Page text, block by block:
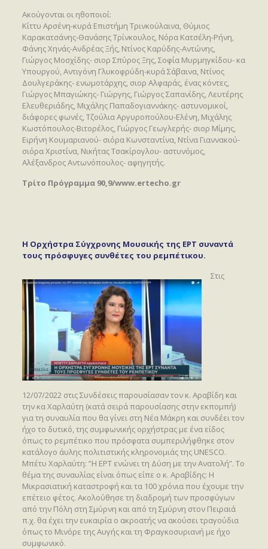
Ακούγονται οι ηθοποιοί:
Κίττυ Αρσένη-κυρά Επιστήμη Τρινκούλαινα, Θύμιος
Καρακατσάνης-Θανάσης Τρίνκουλος, Νόρα Κατσέλη-Ρήνη,
Φάνης Χηνάς-Ανδρέας Ξής, Ντίνος Καρύδης-Αντώνης,
Γιώργος Μοσχίδης- σιορ Σπύρος Ξης, Σοφία Μυρμηγκίδου- κα
Υπουργού, Αντιγόνη Γλυκοφρύδη-κυρά Σάβαινα, Ντίνος
Δουλγεράκης- ενωμοτάρχης, σιορ Αλφαράς, ένας κόντες,
Γιώργος Μπαγιώκης- Γιώργης, Γιώργος Σαπανίδης, Λευτέρης
Ελευθεριάδης, Μιχάλης Παπαδογιαννάκης- αστυνομικοί,
διάφορες φωνές, Τζούλια Αργυροπούλου-Ελένη, Μιχάλης
Κωστόπουλος-Βιτορέλος, Γιώργος Γεωγλερής- σιορ Μίμης,
Ειρήνη Κουμαριανού- σιόρα Κωνσταντίνα, Ντίνα Γιαννακού-
σιόρα Χριστίνα, Νικήτας Τσακίρογλου- αστυνόμος,
Αλέξανδρος Αντωνόπουλος- αφηγητής.
Τρίτο Πρόγραμμα 90,9/www.ertecho.gr
Η Ορχήστρα Σύγχρονης Μουσικής της ΕΡΤ συναντά
τους πρόσφυγες συνθέτες του ρεμπέτικου.
Στις
12/07/2022 στις Συνδέσεις παρουσίασαν τον κ. Αραβίδη και
την κα Χαρλαύτη (κατά σειρά παρουσίασης στην εκπομπή)
για τη συναυλία που θα γίνει στη Νέα Μάκρη και συνδέει τον
ήχο το δυτικό, της συμφωνικής ορχήστρας με ένα είδος
όπως το ρεμπέτικο που πρόσφατα συμπεριλήφθηκε στον
κατάλογο άυλης πολιτιστικής κληρονομιάς της UNESCO.
Μπέτυ Χαρλαύτη: ”Η ΕΡΤ ενώνει τη Δύση με την Ανατολή”. Το
θέμα της συναυλίας είναι όπως είπε ο κ. Αραβίδης: Η
Μικρασιατική καταστροφή και τα 100 χρόνια που έχουμε την
επέτειο φέτος. Ακολούθησε τη διαδρομή των προσφύγων
από την Πόλη στη Σμύρνη και από τη Σμύρνη στον Πειραιά
π.χ. θα έχει την ευκαιρία ο ακροατής να ακούσει τραγούδια
όπως το Μινόρε της Αυγής και τη Φραγκοσυριανή με ήχο
συμφωνικό.